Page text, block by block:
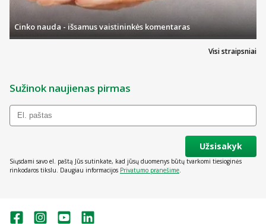
Visi straipsniai
Cinko nauda - išsamus vaistininkės komentaras
Sužinok naujienas pirmas
Užsisakyk
Siųsdami savo el. paštą Jūs sutinkate, kad jūsų duomenys būtų tvarkomi tiesioginės
rinkodaros tikslu. Daugiau informacijos Privatumo pranešime.